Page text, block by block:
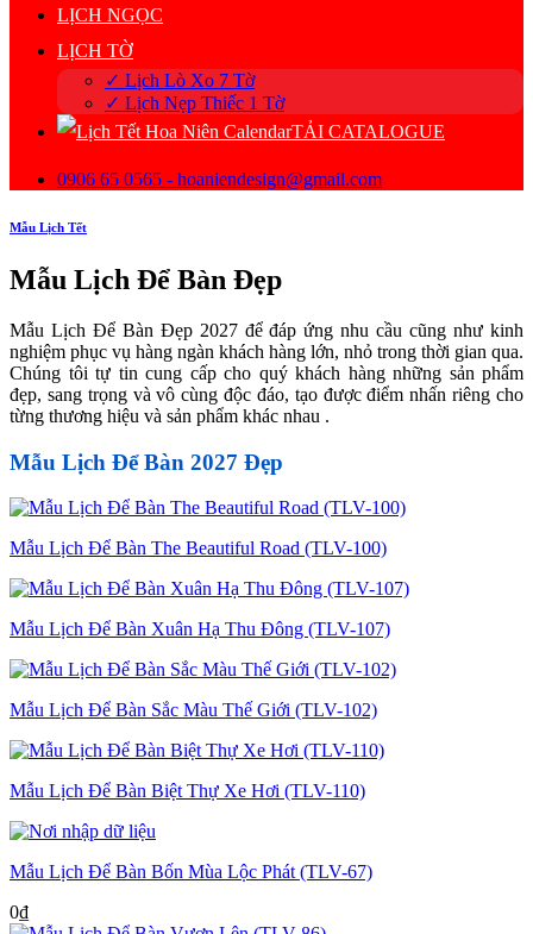
LỊCH NGỌC
LỊCH TỜ
✓ Lịch Lò Xo 7 Tờ
✓ Lịch Nẹp Thiếc 1 Tờ
TẢI CATALOGUE
0906 65 0565 - hoaniendesign@gmail.com
Mẫu Lịch Tết
Mẫu Lịch Để Bàn Đẹp
Mẫu Lịch Để Bàn Đẹp 2027 để đáp ứng nhu cầu cũng như kinh
nghiệm phục vụ hàng ngàn khách hàng lớn, nhỏ trong thời gian qua.
Chúng tôi tự tin cung cấp cho quý khách hàng những sản phẩm
đẹp, sang trọng và vô cùng độc đáo, tạo được điểm nhấn riêng cho
từng thương hiệu và sản phẩm khác nhau .
Mẫu Lịch Để Bàn 2027 Đẹp
Mẫu Lịch Để Bàn The Beautiful Road (TLV-100)
Mẫu Lịch Để Bàn Xuân Hạ Thu Đông (TLV-107)
Mẫu Lịch Để Bàn Sắc Màu Thế Giới (TLV-102)
Mẫu Lịch Để Bàn Biệt Thự Xe Hơi (TLV-110)
Mẫu Lịch Để Bàn Bốn Mùa Lộc Phát (TLV-67)
0₫